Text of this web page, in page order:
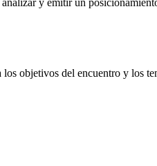
y emitir un
objetivos del encuentro y los